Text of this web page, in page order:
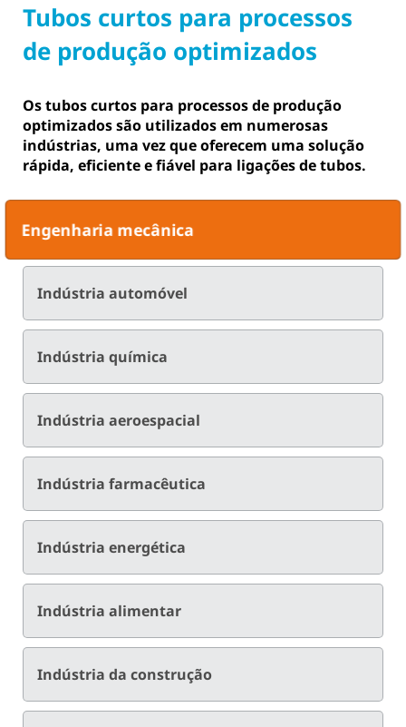
Tubos curtos para processos
de produção optimizados
Os tubos curtos para processos de produção
optimizados são utilizados em numerosas
indústrias, uma vez que oferecem uma solução
rápida, eficiente e fiável para ligações de tubos.
Engenharia mecânica
Indústria automóvel
Indústria química
Indústria aeroespacial
Indústria farmacêutica
Indústria energética
Indústria alimentar
Indústria da construção